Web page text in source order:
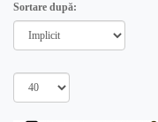
Sortare după: